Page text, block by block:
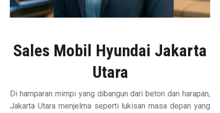
Sales Mobil Hyundai Jakarta
Utara
Di hamparan mimpi yang dibangun dari beton dan harapan,
Jakarta Utara menjelma seperti lukisan masa depan yang